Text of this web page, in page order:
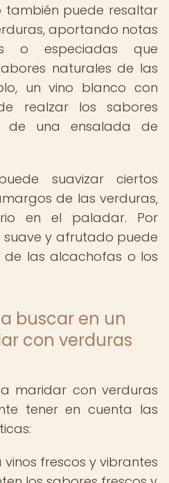
también puede resaltar
aportando notas
o especiadas que
naturales de las
un vino blanco con
realzar los sabores
de una ensalada de
suavizar ciertos
de las verduras,
en el paladar. Por
suave y afrutado puede
las alcachofas o los
buscar en un
con verduras
maridar con verduras
tener en cuenta las
vinos frescos y vibrantes